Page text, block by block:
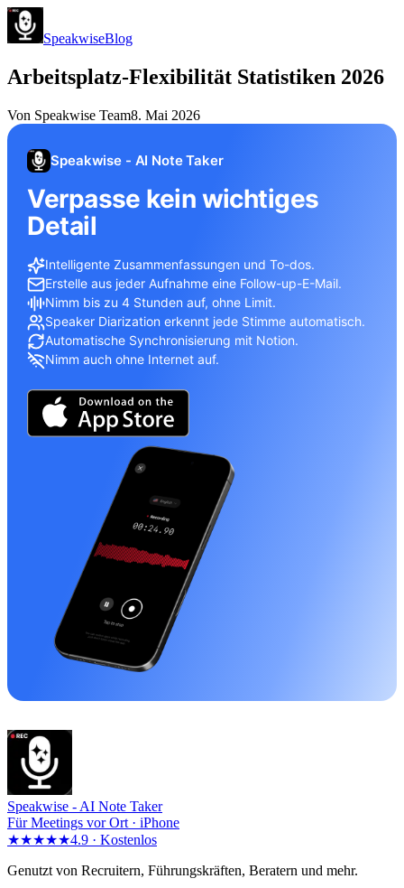
SpeakwiseBlog
Arbeitsplatz-Flexibilität Statistiken 2026
Von Speakwise Team8. Mai 2026
Speakwise - AI Note Taker
Verpasse kein wichtiges
Detail
Intelligente Zusammenfassungen und To-dos.
Erstelle aus jeder Aufnahme eine Follow-up-E-Mail.
Nimm bis zu 4 Stunden auf, ohne Limit.
Speaker Diarization erkennt jede Stimme automatisch.
Automatische Synchronisierung mit Notion.
Nimm auch ohne Internet auf.
Speakwise - AI Note Taker
Für Meetings vor Ort · iPhone
★★★★★4.9 · Kostenlos
Genutzt von Recruitern, Führungskräften, Beratern und mehr.